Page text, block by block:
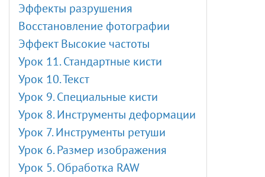
Эффекты разрушения
Восстановление фотографии
Эффект Высокие частоты
Урок 11. Стандартные кисти
Урок 10. Текст
Урок 9. Специальные кисти
Урок 8. Инструменты деформации
Урок 7. Инструменты ретуши
Урок 6. Размер изображения
Урок 5. Обработка RAW